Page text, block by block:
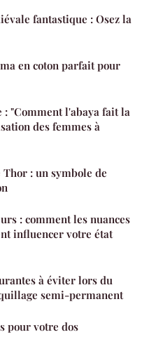
fantastique : Osez la
en coton parfait pour
"Comment l'abaya fait la
des femmes à
: un symbole de
: comment les nuances
influencer votre état
à éviter lors du
semi-permanent
pour votre dos